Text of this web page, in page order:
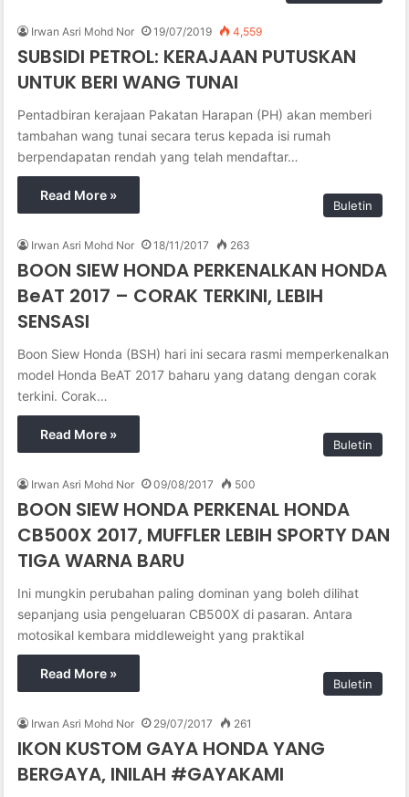
Irwan Asri Mohd Nor 19/07/2019 4,559
SUBSIDI PETROL: KERAJAAN PUTUSKAN
UNTUK BERI WANG TUNAI
Pentadbiran kerajaan Pakatan Harapan (PH) akan memberi
tambahan wang tunai secara terus kepada isi rumah
berpendapatan rendah yang telah mendaftar…
Read More »
Buletin
Irwan Asri Mohd Nor 18/11/2017 263
BOON SIEW HONDA PERKENALKAN HONDA
BeAT 2017 – CORAK TERKINI, LEBIH
SENSASI
Boon Siew Honda (BSH) hari ini secara rasmi memperkenalkan
model Honda BeAT 2017 baharu yang datang dengan corak
terkini. Corak…
Read More »
Buletin
Irwan Asri Mohd Nor 09/08/2017 500
BOON SIEW HONDA PERKENAL HONDA
CB500X 2017, MUFFLER LEBIH SPORTY DAN
TIGA WARNA BARU
Ini mungkin perubahan paling dominan yang boleh dilihat
sepanjang usia pengeluaran CB500X di pasaran. Antara
motosikal kembara middleweight yang praktikal
Read More »
Buletin
Irwan Asri Mohd Nor 29/07/2017 261
IKON KUSTOM GAYA HONDA YANG
BERGAYA, INILAH #GAYAKAMI